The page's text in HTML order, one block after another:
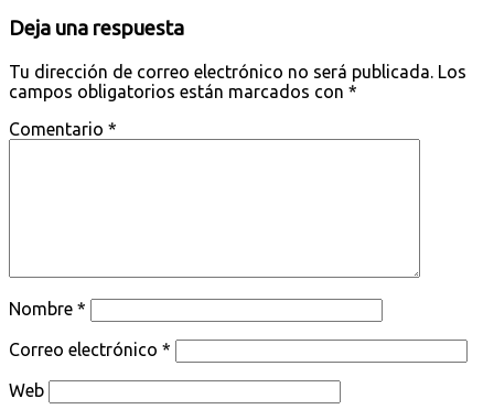
Deja una respuesta
Tu dirección de correo electrónico no será publicada. Los
campos obligatorios están marcados con *
Comentario *
Nombre *
Correo electrónico *
Web